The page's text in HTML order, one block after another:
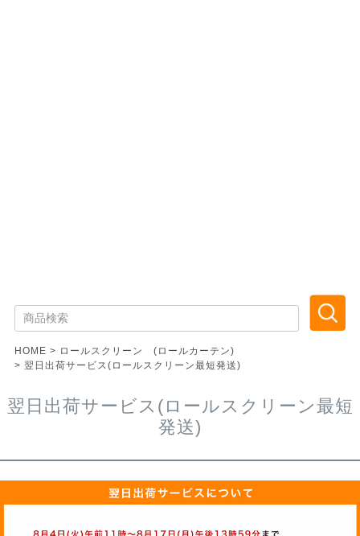
HOME
ロールスクリーン (ロールカーテン)
翌日出荷サービス(ロールスクリーン最短発送)
翌日出荷サービス(ロールスクリーン最短
発送)